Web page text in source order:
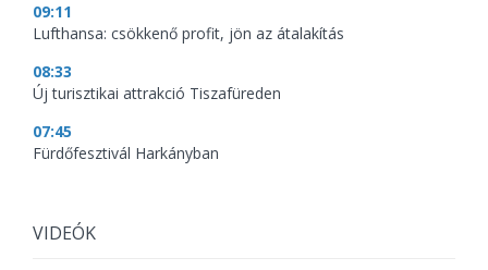
09:11
Lufthansa: csökkenő profit, jön az átalakítás
08:33
Új turisztikai attrakció Tiszafüreden
07:45
Fürdőfesztivál Harkányban
VIDEÓK